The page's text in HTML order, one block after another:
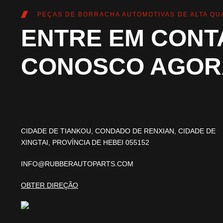
PEÇAS DE BORRACHA AUTOMOTIVAS DE ALTA
ENTRE EM
CONOSCO
CIDADE DE TIANKOU, CONDADO DE RENXIAN, CIDADE DE
XINGTAI, PROVÍNCIA DE HEBEI 055152
INFO@RUBBERAUTOPARTS.COM
OBTER DIREÇÃO